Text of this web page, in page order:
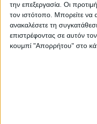
την επεξεργασία. Οι
τον ιστότοπο. Μπορείτε να
ανακαλέσετε τη
επιστρέφοντας σε αυτόν
κουμπί "Απορρήτου" στο
προϊόντα του
τρέχουσες τιμές
υπερχρεωμένων
ακόμη χειρότερη από